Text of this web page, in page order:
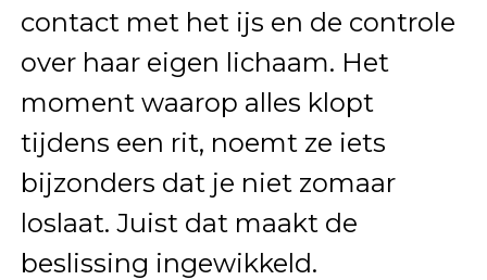
contact met het ijs en de controle
over haar eigen lichaam. Het
moment waarop alles klopt
tijdens een rit, noemt ze iets
bijzonders dat je niet zomaar
loslaat. Juist dat maakt de
beslissing ingewikkeld.